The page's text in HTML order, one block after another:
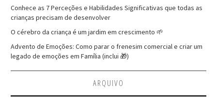
Conhece as 7 Perceções e Habilidades Significativas que todas as
crianças precisam de desenvolver
O cérebro da criança é um jardim em crescimento 🌱
Advento de Emoções: Como parar o frenesim comercial e criar um
legado de emoções em Família (inclui 🎁)
ARQUIVO